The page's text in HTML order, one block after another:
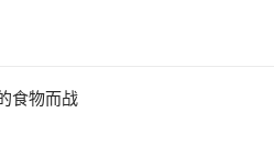
食物而战